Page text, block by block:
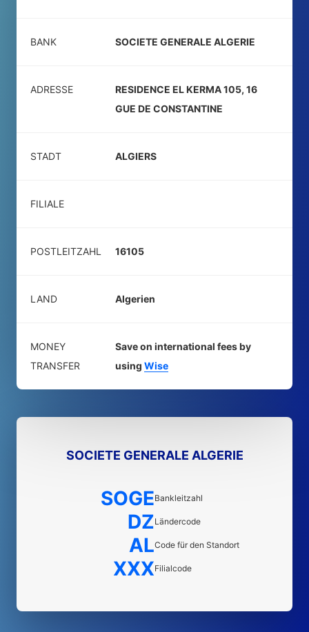
BANK SOCIETE GENERALE ALGERIE
ADRESSE
RESIDENCE EL KERMA 105, 16
GUE DE CONSTANTINE
STADT ALGIERS
FILIALE
POSTLEITZAHL 16105
LAND Algerien
MONEY
TRANSFER
Save on international fees by
using Wise
SOCIETE GENERALE ALGERIE
SOGEBankleitzahl
DZLändercode
ALCode für den Standort
XXXFilialcode